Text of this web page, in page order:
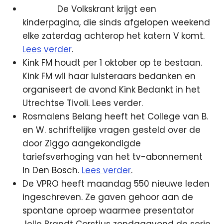
De Volkskrant krijgt een
kinderpagina, die sinds afgelopen weekend
elke zaterdag achterop het katern V komt.
Lees verder.
Kink FM houdt per 1 oktober op te bestaan.
Kink FM wil haar luisteraars bedanken en
organiseert de avond Kink Bedankt in het
Utrechtse Tivoli. Lees verder.
Rosmalens Belang heeft het College van B.
en W. schriftelijke vragen gesteld over de
door Ziggo aangekondigde
tariefsverhoging van het tv-abonnement
in Den Bosch. Lees verder.
De VPRO heeft maandag 550 nieuwe leden
ingeschreven. Ze gaven gehoor aan de
spontane oproep waarmee presentator